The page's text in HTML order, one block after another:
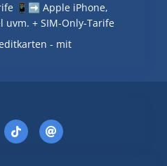
📱➡️ Apple iPhone,
uvm. + SIM-Only-Tarife
- mit